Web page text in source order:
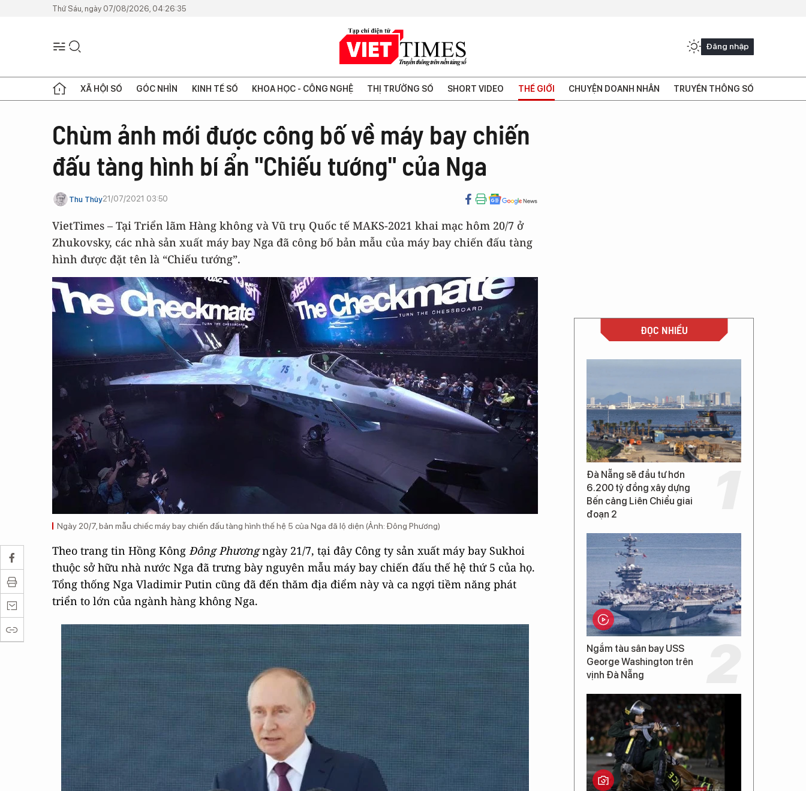
Thứ Sáu, ngày 07/08/2026, 04:26:35
Đăng nhập
XÃ HỘI SỐ GÓC NHÌN KINH TẾ SỐ KHOA HỌC - CÔNG NGHỆ THỊ TRƯỜNG SỐ SHORT VIDEO THẾ GIỚI CHUYỆN DOANH NHÂN TRUYỀN THÔNG SỐ
Chùm ảnh mới được công bố về máy bay chiến
đấu tàng hình bí ẩn "Chiếu tướng" của Nga
Thu Thủy21/07/2021 03:50
VietTimes – Tại Triển lãm Hàng không và Vũ trụ Quốc tế MAKS-2021 khai mạc hôm 20/7 ở
Zhukovsky, các nhà sản xuất máy bay Nga đã công bố bản mẫu của máy bay chiến đấu tàng
hình được đặt tên là “Chiếu tướng”.
Ngày 20/7, bản mẫu chiếc máy bay chiến đấu tàng hình thế hệ 5 của Nga đã lộ diện (Ảnh: Đông Phương)
Theo trang tin Hồng Kông Đông Phươngngày 21/7, tại đây Công ty sản xuất máy bay Sukhoi
thuộc sở hữu nhà nước Nga đã trưng bày nguyên mẫu máy bay chiến đấu thế hệ thứ 5 của họ.
Tổng thống Nga Vladimir Putin cũng đã đến thăm địa điểm này và ca ngợi tiềm năng phát
triển to lớn của ngành hàng không Nga.
ĐỌC NHIỀU
Đà Nẵng sẽ đầu tư hơn
6.200 tỷ đồng xây dựng
Bến cảng Liên Chiểu giai
đoạn 2
Ngắm tàu sân bay USS
George Washington trên
vịnh Đà Nẵng